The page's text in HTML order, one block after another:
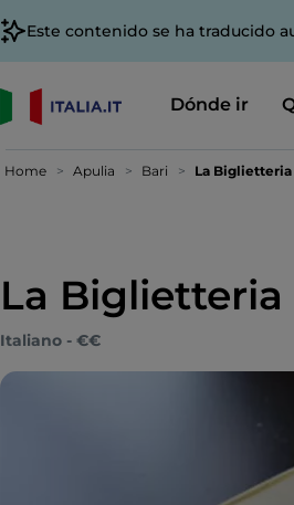
Este contenido se ha traducido
Dónde ir
Home Apulia Bari La Biglietteria
La Biglietteria
Italiano - €€